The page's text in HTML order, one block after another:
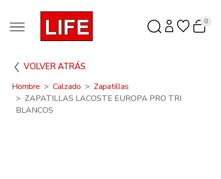
0
VOLVER ATRÁS
Hombre Calzado
Zapatillas
ZAPATILLAS LACOSTE EUROPA PRO TRI
BLANCOS